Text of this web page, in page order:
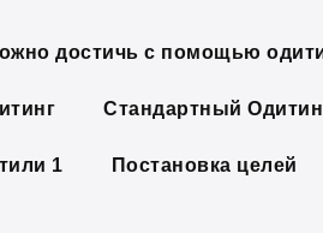
достичь с помощью
Стандартный
1 Постановка целей